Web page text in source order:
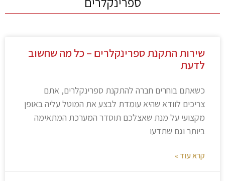
שירות התקנת ספרינקלרים – כל מה שחשוב
לדעת
כשאתם בוחרים חברה להתקנת ספרינקלרים, אתם
צריכים לוודא שהיא עומדת לבצע את המוטל עליה באופן
מקצועי על מנת שאצלכם תוסדר המערכת המתאימה
ביותר וגם שתדעו
קרא עוד »